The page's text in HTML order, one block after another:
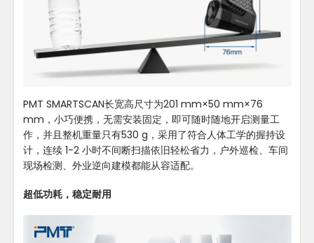
PMT SMARTSCAN长宽高尺寸为201 mm×50 mm×76
mm，小巧便携，无需安装固定，即可随时随地开启测量工
作，并且整机重量只有530 g，采用了符合人体工学的握持设
计，连续 1-2 小时不间断扫描依旧轻松省力，户外巡检、车间
现场检测、外业逆向建模都能从容适配。
超低功耗，稳定耐用